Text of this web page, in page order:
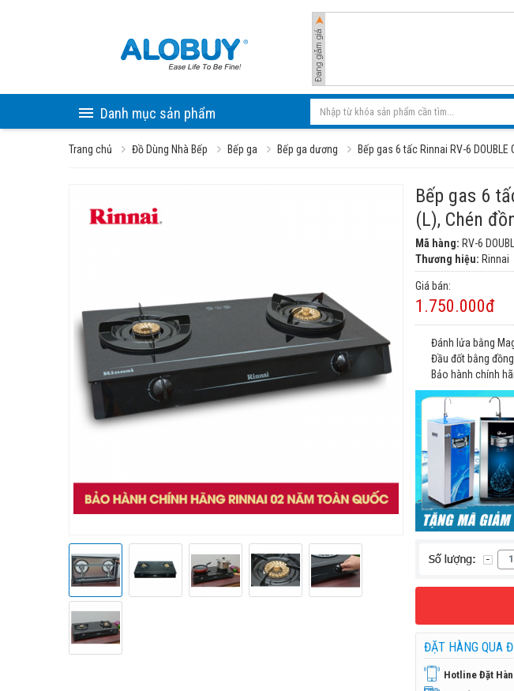
Danh mục sản phẩm
Trang chủ Đồ Dùng Nhà Bếp Bếp ga Bếp ga dương Bếp gas 6 tấc Rinnai RV-6
Bếp gas 6
(L), Chén
Mã hàng: RV-6
Thương hiệu: Rinnai
Giá bán:
1.750.000đ
Đánh lửa bằng
Đầu đốt bằng
Bảo hành chính
ĐẶT HÀNG QUA
Hotline Đặt